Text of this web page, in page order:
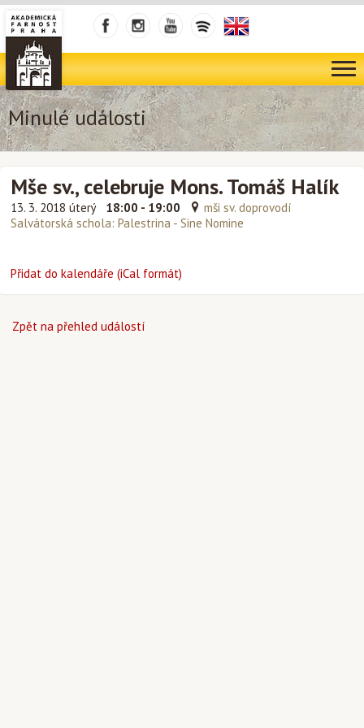
Minulé události
Mše sv., celebruje Mons. Tomáš Halík
13. 3. 2018 úterý 18:00 - 19:00
mši sv. doprovodí
Salvátorská schola: Palestrina - Sine Nomine
Přidat do kalendáře (iCal formát)
Zpět na přehled událostí